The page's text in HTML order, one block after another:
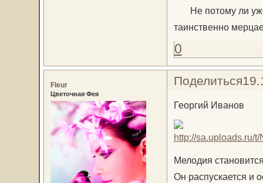
Не потому ли уже
таинственно
0
Поделиться
Fleur
Цветочная Фея
Георгий Иванов
Мелодия
Он распускается и